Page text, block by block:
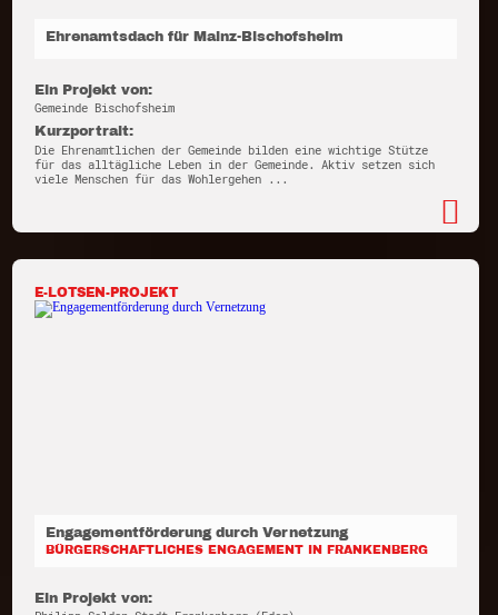
Ehrenamtsdach für Mainz-Bischofsheim
Ein Projekt von:
Gemeinde Bischofsheim
Kurzportrait:
Die Ehrenamtlichen der Gemeinde bilden eine wichtige Stütze
für das alltägliche Leben in der Gemeinde. Aktiv setzen sich
viele Menschen für das Wohlergehen ...
E-LOTSEN-PROJEKT
Engagementförderung durch Vernetzung
BÜRGERSCHAFTLICHES ENGAGEMENT IN FRANKENBERG
Ein Projekt von: